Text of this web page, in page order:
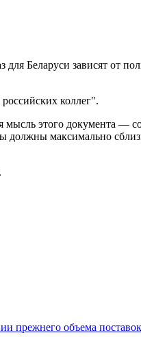
Беларуси зависят от
коллег".
этого документа —
максимально
прежнего объема